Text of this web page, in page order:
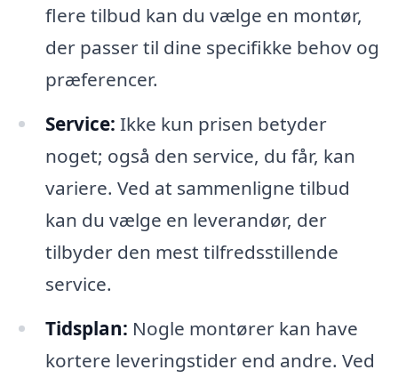
flere tilbud kan du vælge en montør,
der passer til dine specifikke behov og
præferencer.
Service: Ikke kun prisen betyder
noget; også den service, du får, kan
variere. Ved at sammenligne tilbud
kan du vælge en leverandør, der
tilbyder den mest tilfredsstillende
service.
Tidsplan: Nogle montører kan have
kortere leveringstider end andre. Ved